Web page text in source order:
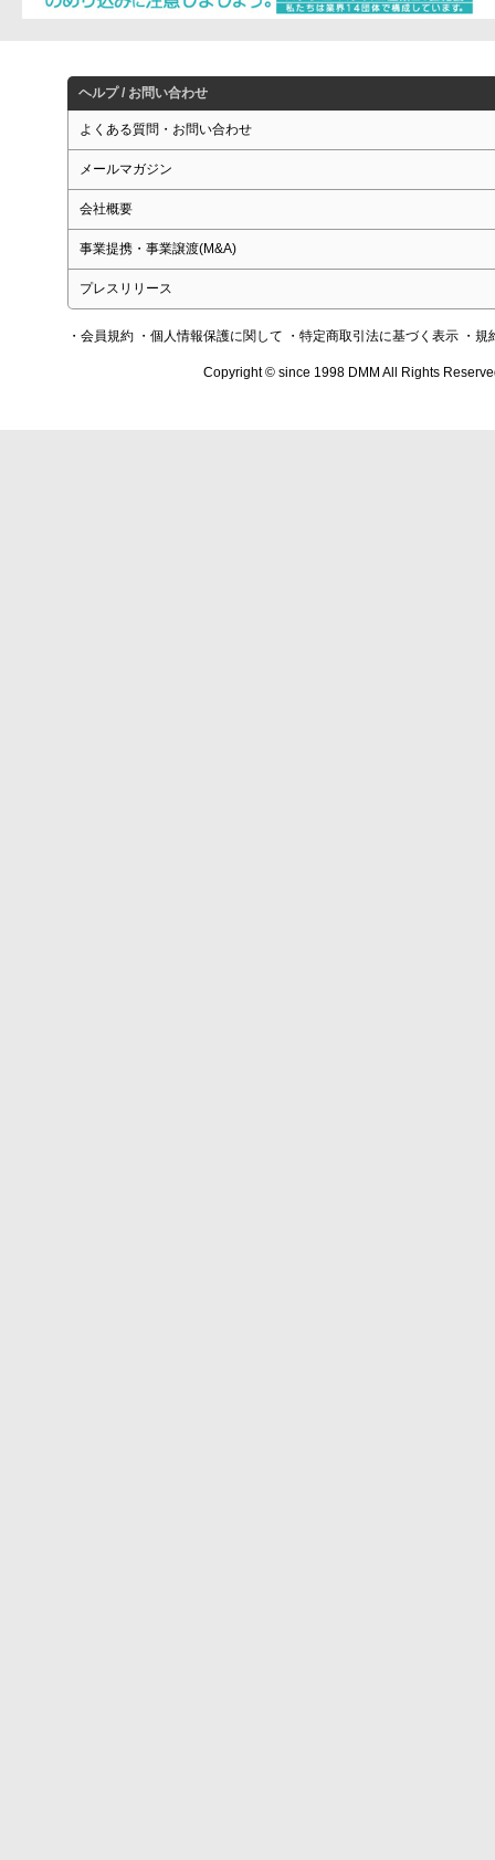
ヘルプ / お問い合わせ
よくある質問・お問い合わせ
メールマガジン
会社概要
事業提携・事業譲渡(M&A)
プレスリリース
・会員規約 ・個人情報保護に関して ・特定商取引法に基づく表示 ・規
Copyright © since 1998 DMM All Rights